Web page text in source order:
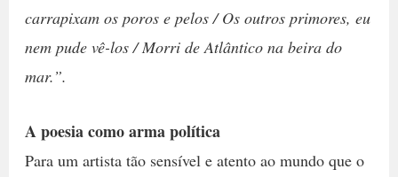
carrapixam os poros e pelos / Os outros primores, eu
nem pude vê-los / Morri de Atlântico na beira do
mar.”.
A poesia como arma política
Para um artista tão sensível e atento ao mundo que o